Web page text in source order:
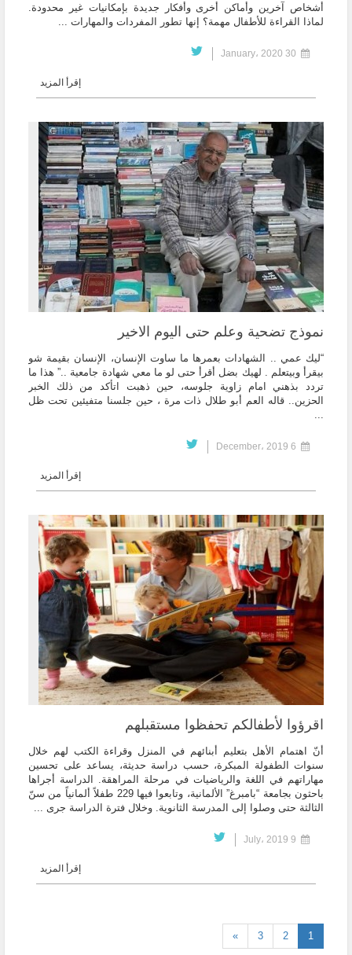
أشخاص آخرين وأماكن أخرى وأفكار جديدة بإمكانيات غير محدودة.
لماذا القراءة للأطفال مهمة؟ إنها تطور المفردات والمهارات ...
إقرأ المزيد
نموذج تضحية وعلم حتى اليوم الاخير
“ليك عمي .. الشهادات بعمرها ما ساوت الإنسان، الإنسان بقيمة شو
بيقرأ وبيتعلم . لهيك بضل أقرأ حتى لو ما معي شهادة جامعية ..” هذا ما
تردد بذهني امام زاوية جلوسه، حين ذهبت اتأكد من ذلك الخبر
الحزين.. قاله العم أبو طلال ذات مرة ، حين جلسنا متفيئين تحت ظل
...
إقرأ المزيد
اقرؤوا لأطفالكم تحفظوا مستقبلهم
أنّ اهتمام الأهل بتعليم أبنائهم في المنزل وقراءة الكتب لهم خلال
سنوات الطفولة المبكرة، حسب دراسة حديثة، يساعد على تحسين
مهاراتهم في اللغة والرياضيات في مرحلة المراهقة. الدراسة أجراها
باحثون بجامعة “بامبرغ” الألمانية، وتابعوا فيها 229 طفلاً ألمانياً من سنّ
الثالثة حتى وصلوا إلى المدرسة الثانوية. وخلال فترة الدراسة جرى ...
إقرأ المزيد
1
(current)
2
3
»